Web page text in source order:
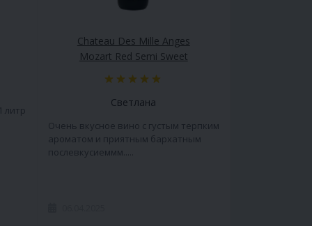
литр
Chateau Des Mille Anges
Mozart Red Semi Sweet
Светлана
Очень вкусное вино с густым терпким
ароматом и приятным бархатным
послевкусиеммм.....